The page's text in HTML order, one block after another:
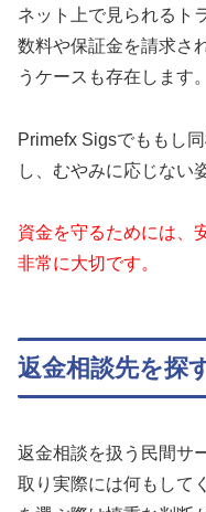
ネット上で見られるト
数料や保証金を請求さ
うケースも存在します。
Primefx Sigsでももし
し、むやみに応じない
資金を守るためには、
非常に大切です。
返金相談先を探
返金相談を扱う民間サ
取り実際には何もして